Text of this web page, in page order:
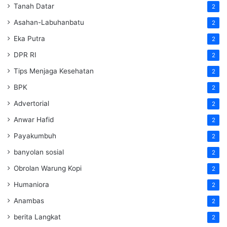
Tanah Datar 2
Asahan-Labuhanbatu 2
Eka Putra 2
DPR RI 2
Tips Menjaga Kesehatan 2
BPK 2
Advertorial 2
Anwar Hafid 2
Payakumbuh 2
banyolan sosial 2
Obrolan Warung Kopi 2
Humaniora 2
Anambas 2
berita Langkat 2